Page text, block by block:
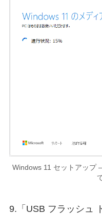
Windows 11 セットアップ
9.「USB フラッシュ